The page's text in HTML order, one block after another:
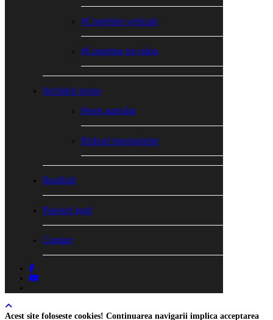
#Copertine verticale
#Copertine tip rulou
Inchideri terase
Pereți antivânt
Rulouri transparente
BoxRoll
Panouri gard
Contact
facebook
youtube
Acest site foloseste cookies! Continuarea navigarii implica acceptarea